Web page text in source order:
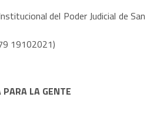
del Poder Judicial de San
19102021)
PARA LA GENTE